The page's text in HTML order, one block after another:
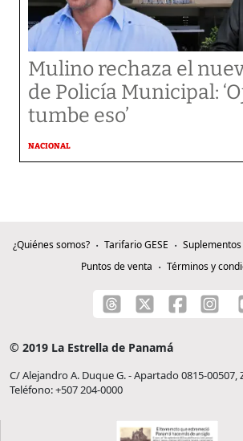
Mulino rechaza el
de Policía Municipal:
tumbe eso’
NACIONAL
¿Quiénes somos? Tarifario GESE Suplementos
Puntos de venta
Términos y
© 2019 La Estrella de Panamá
C/ Alejandro A. Duque G. - Apartado 0815-00507,
Teléfono: +507 204-0000